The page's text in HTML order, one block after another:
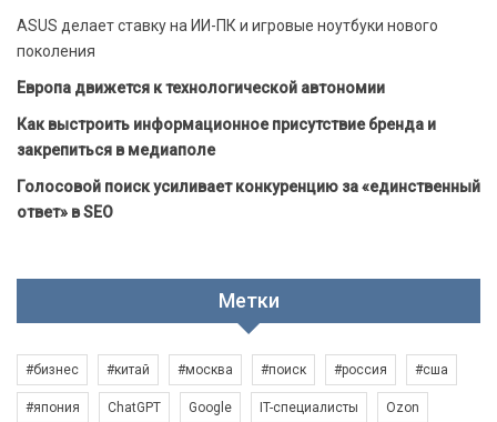
ASUS делает ставку на ИИ-ПК и игровые ноутбуки нового
поколения
Европа движется к технологической автономии
Как выстроить информационное присутствие бренда и
закрепиться в медиаполе
Голосовой поиск усиливает конкуренцию за «единственный
ответ» в SEO
Метки
#бизнес #китай #москва #поиск #россия #сша
#япония ChatGPT Google IT-специалисты Ozon